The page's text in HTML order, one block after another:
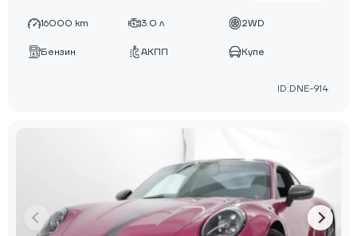
16000 km 3.0 л 2WD
Бензин АКПП Купе
ID:DNE-914